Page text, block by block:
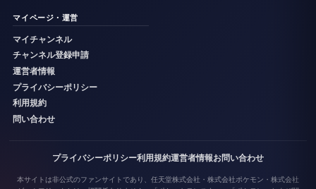
マイページ・運営
マイチャンネル
チャンネル登録申請
運営者情報
プライバシーポリシー
利用規約
問い合わせ
プライバシーポリシー利用規約運営者情報お問い合わせ
本サイトは非公式のファンサイトであり、任天堂株式会社・株式会社ポケモン・株式会社